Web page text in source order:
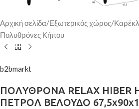
Αρχική σελίδα/Εξωτερικός χώρος/
Πολυθρόνες Κήπου
b2bmarkt
ΠΟΛΥΘΡΟΝΑ RELAX HIBER
ΠΕΤΡΟΛ ΒΕΛΟΥΔΟ